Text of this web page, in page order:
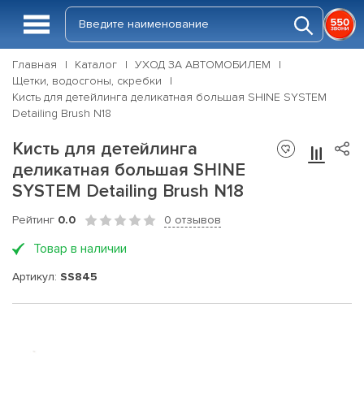
Главная Каталог
УХОД ЗА АВТОМОБИЛЕМ
Щетки, водосгоны, скребки
Кисть для детейлинга деликатная большая SHINE SYSTEM
Detailing Brush N18
Кисть для детейлинга
деликатная большая SHINE
SYSTEM Detailing Brush N18
Рейтинг 0.0 0 отзывов
Товар в наличии
Артикул: SS845